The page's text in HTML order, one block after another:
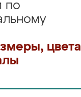
по
цвета